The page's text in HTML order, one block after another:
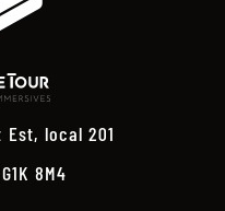
local 201
8M4